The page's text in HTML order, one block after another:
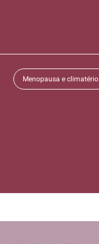
Menopausa e climatério